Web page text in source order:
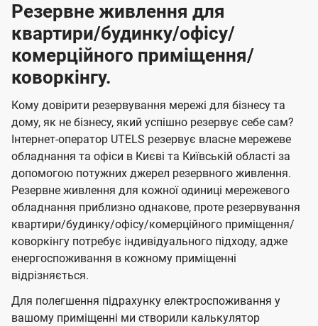
Резервне живлення для
квартири/будинку/офісу/
комерційного приміщення/
коворкінгу.
Кому довірити резервування мережі для бізнесу та
дому, як не бізнесу, який успішно резервує себе сам?
Інтернет-оператор UTELS резервує власне мережеве
обладнання та офіси в Києві та Київській області за
допомогою потужних джерел резервного живлення.
Резервне живлення для кожної одиниці мережевого
обладнання приблизно однакове, проте резервування
квартири/будинку/офісу/комерційного приміщення/
коворкінгу потребує індивідуального підходу, адже
енергоспоживання в кожному приміщенні
відрізняється.
Для полегшення підрахунку електроспоживання у
вашому приміщенні ми створили калькулятор